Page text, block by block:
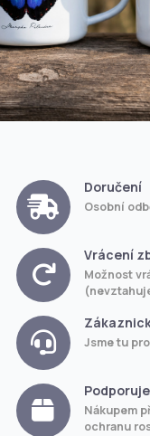
Doručení
Osobní
Vrácení
Možnost
Jsme tu
Nákupem
ochranu